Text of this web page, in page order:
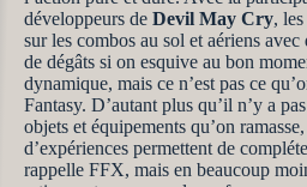
développeurs de Devil May Cry,
sur les combos au sol et aériens
de dégâts si on esquive au bon
dynamique, mais ce n’est pas ce
Fantasy. D’autant plus qu’il n’y a
objets et équipements qu’on
d’expériences permettent de
rappelle FFX, mais en beaucoup